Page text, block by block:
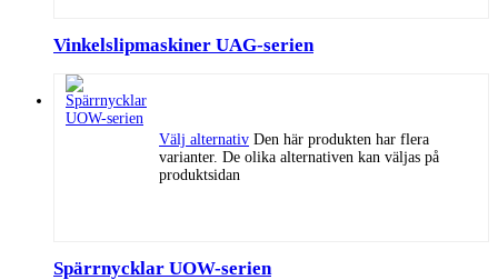
Vinkelslipmaskiner UAG-serien
Välj alternativ Den här produkten har flera
varianter. De olika alternativen kan väljas på
produktsidan
Spärrnycklar UOW-serien